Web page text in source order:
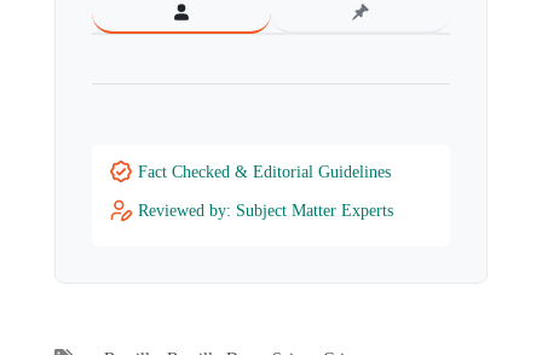
Fact Checked & Editorial Guidelines
Reviewed by: Subject Matter Experts